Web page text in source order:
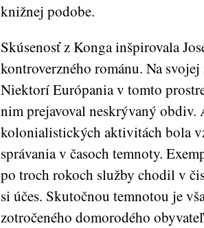
knižnej podobe.
Skúsenosť z Konga inšpirovala
kontroverzného románu. Na
Niektorí Európania v tomto
nim prejavoval neskrývaný obdiv.
kolonialistických aktivitách bola
správania v časoch temnoty.
po troch rokoch služby chodil v
si účes. Skutočnou temnotou je
zotročeného domorodého